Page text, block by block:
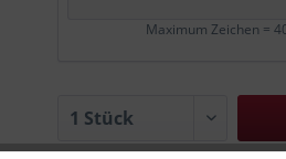
Maximum Zeichen =